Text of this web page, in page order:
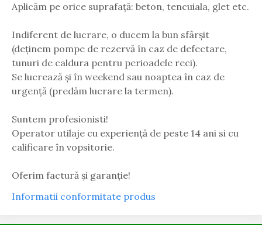
Aplicăm pe orice suprafață: beton, tencuiala, glet etc.
Indiferent de lucrare, o ducem la bun sfârșit
(deținem pompe de rezervă în caz de defectare,
tunuri de caldura pentru perioadele reci).
Se lucrează și în weekend sau noaptea în caz de
urgență (predăm lucrare la termen).
Suntem profesionisti!
Operator utilaje cu experiență de peste 14 ani si cu
calificare în vopsitorie.
Oferim factură și garanție!
Informatii conformitate produs